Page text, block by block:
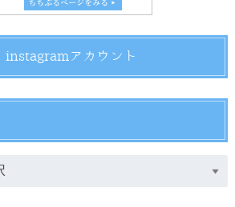
instagramアカウント